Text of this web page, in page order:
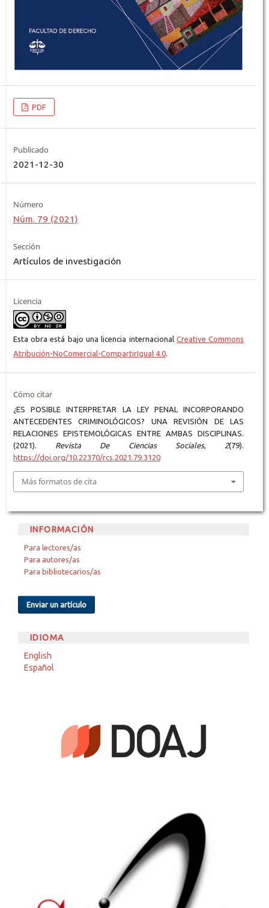
PDF
Publicado
2021-12-30
Número
Núm. 79 (2021)
Sección
Artículos de investigación
Licencia
Esta obra está bajo una licencia internacional Creative Commons
Atribución-NoComercial-CompartirIgual 4.0.
Cómo citar
¿ES POSIBLE INTERPRETAR LA LEY PENAL INCORPORANDO
ANTECEDENTES CRIMINOLÓGICOS? UNA REVISIÓN DE LAS
RELACIONES EPISTEMOLÓGICAS ENTRE AMBAS DISCIPLINAS.
(2021). Revista De Ciencias Sociales, 2(79).
https://doi.org/10.22370/rcs.2021.79.3120
Más formatos de cita
INFORMACIÓN
Para lectores/as
Para autores/as
Para bibliotecarios/as
Enviar un artículo
IDIOMA
English
Español